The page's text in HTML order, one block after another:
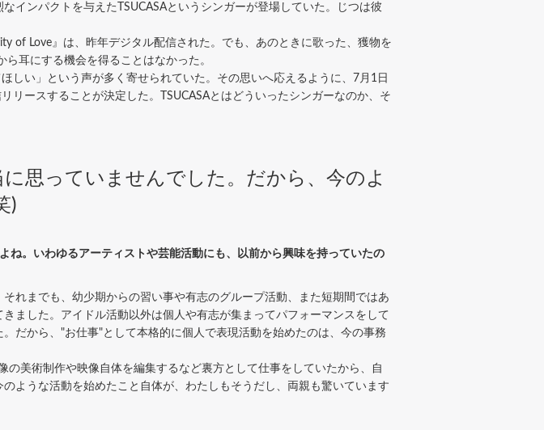
インパクトを与えたTSUCASAというシンガーが登場していた。じつは彼
of Love』は、昨年デジタル配信された。でも、あのときに歌った、獲物を
耳にする機会を得ることはなかった。
しい」という声が多く寄せられていた。その思いへ応えるように、7月1日
リースすることが決定した。TSUCASAとはどういったシンガーなのか、そ
思っていませんでした。だから、今のよ
)
。いわゆるアーティストや芸能活動にも、以前から興味を持っていたの
れまでも、幼少期からの習い事や有志のグループ活動、また短期間ではあ
ました。アイドル活動以外は個人や有志が集まってパフォーマンスをして
だから、"お仕事"として本格的に個人で表現活動を始めたのは、今の事務
美術制作や映像自体を編集するなど裏方として仕事をしていたから、自
ような活動を始めたこと自体が、わたしもそうだし、両親も驚いています